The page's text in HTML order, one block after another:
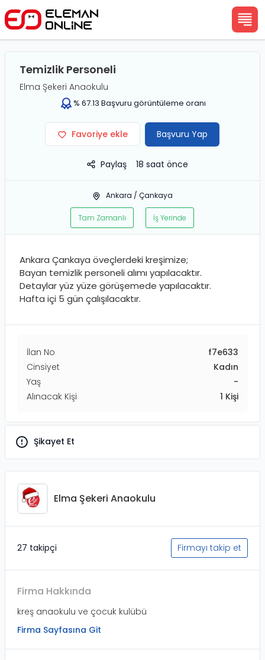
Temizlik Personeli
Elma Şekeri Anaokulu
% 67.13 Başvuru görüntüleme oranı
Favoriye ekle Başvuru Yap
Paylaş 18 saat önce
Ankara / Çankaya
Tam Zamanlı İş Yerinde
Ankara Çankaya öveçlerdeki kreşimize;
Bayan temizlik personeli alımı yapılacaktır.
Detaylar yüz yüze görüşemede yapılacaktır.
Hafta içi 5 gün çalışılacaktır.
İlan No
f7e633
Cinsiyet
Kadın
Yaş
-
Alınacak Kişi
1 Kişi
Şikayet Et
Elma Şekeri Anaokulu
27 takipçi Firmayı takip et
Firma Hakkında
kreş anaokulu ve çocuk kulübü
Firma Sayfasına Git